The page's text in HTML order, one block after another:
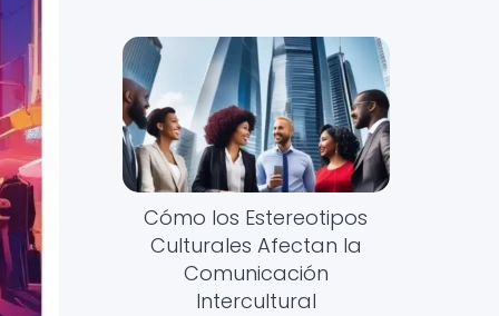
Cómo los Estereotipos
Culturales Afectan la
Comunicación
Intercultural